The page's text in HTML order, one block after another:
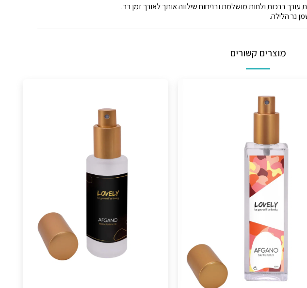
ברכות ולחות מושלמת ובניחוח שילווה אותך לאורך זמן רב.
נר הלילה.
מוצרים קשורים